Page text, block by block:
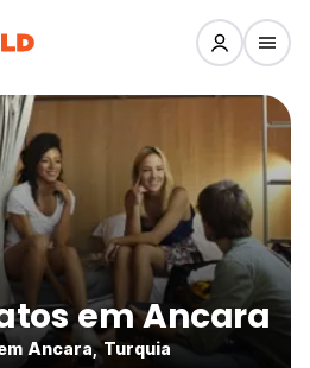
em Ancara
Ancara, Turquia